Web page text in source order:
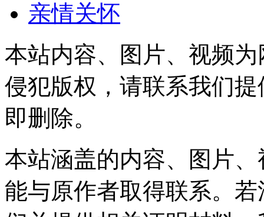
亲情关怀
本站内容、图片、视频
侵犯版权，请联系我们
即删除。
本站涵盖的内容、图片
能与原作者取得联系。